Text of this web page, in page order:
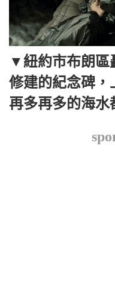
▼紐約市布朗區
修建的紀念碑，
再多再多的海水